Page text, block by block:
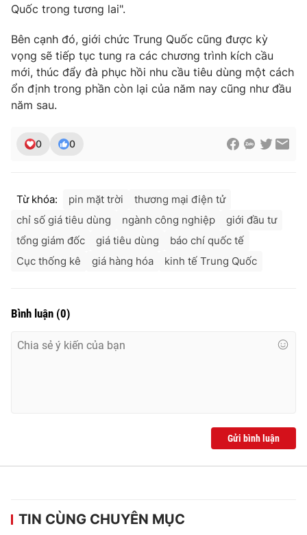
Quốc trong tương lai".
Bên cạnh đó, giới chức Trung Quốc cũng được kỳ
vọng sẽ tiếp tục tung ra các chương trình kích cầu
mới, thúc đẩy đà phục hồi nhu cầu tiêu dùng một cách
ổn định trong phần còn lại của năm nay cũng như đầu
năm sau.
0 0
Từ khóa: pin mặt trời
thương mại điện tử
chỉ số giá tiêu dùng
ngành công nghiệp
giới đầu tư
tổng giám đốc
giá tiêu dùng
báo chí quốc tế
Cục thống kê
giá hàng hóa kinh tế Trung Quốc
Bình luận (0)
Gửi bình luận
TIN CÙNG CHUYÊN MỤC